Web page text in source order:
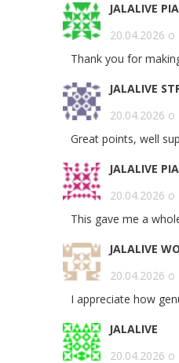
JALALIVE
20.04.2026 о
Thank you for
JALALIVE
20.04.2026 о
Great points, well
JALALIVE
20.04.2026 о
This gave me a
JALALIVE
20.04.2026 о
I appreciate how
JALALIVE
20.04.2026 о